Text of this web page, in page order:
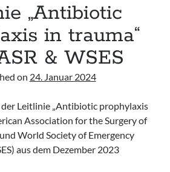
„Antibiotic
in trauma“
& WSES
on 24. Januar 2024
der Leitlinie „Antibiotic prophylaxis
Association for the Surgery of
World Society of Emergency
aus dem Dezember 2023